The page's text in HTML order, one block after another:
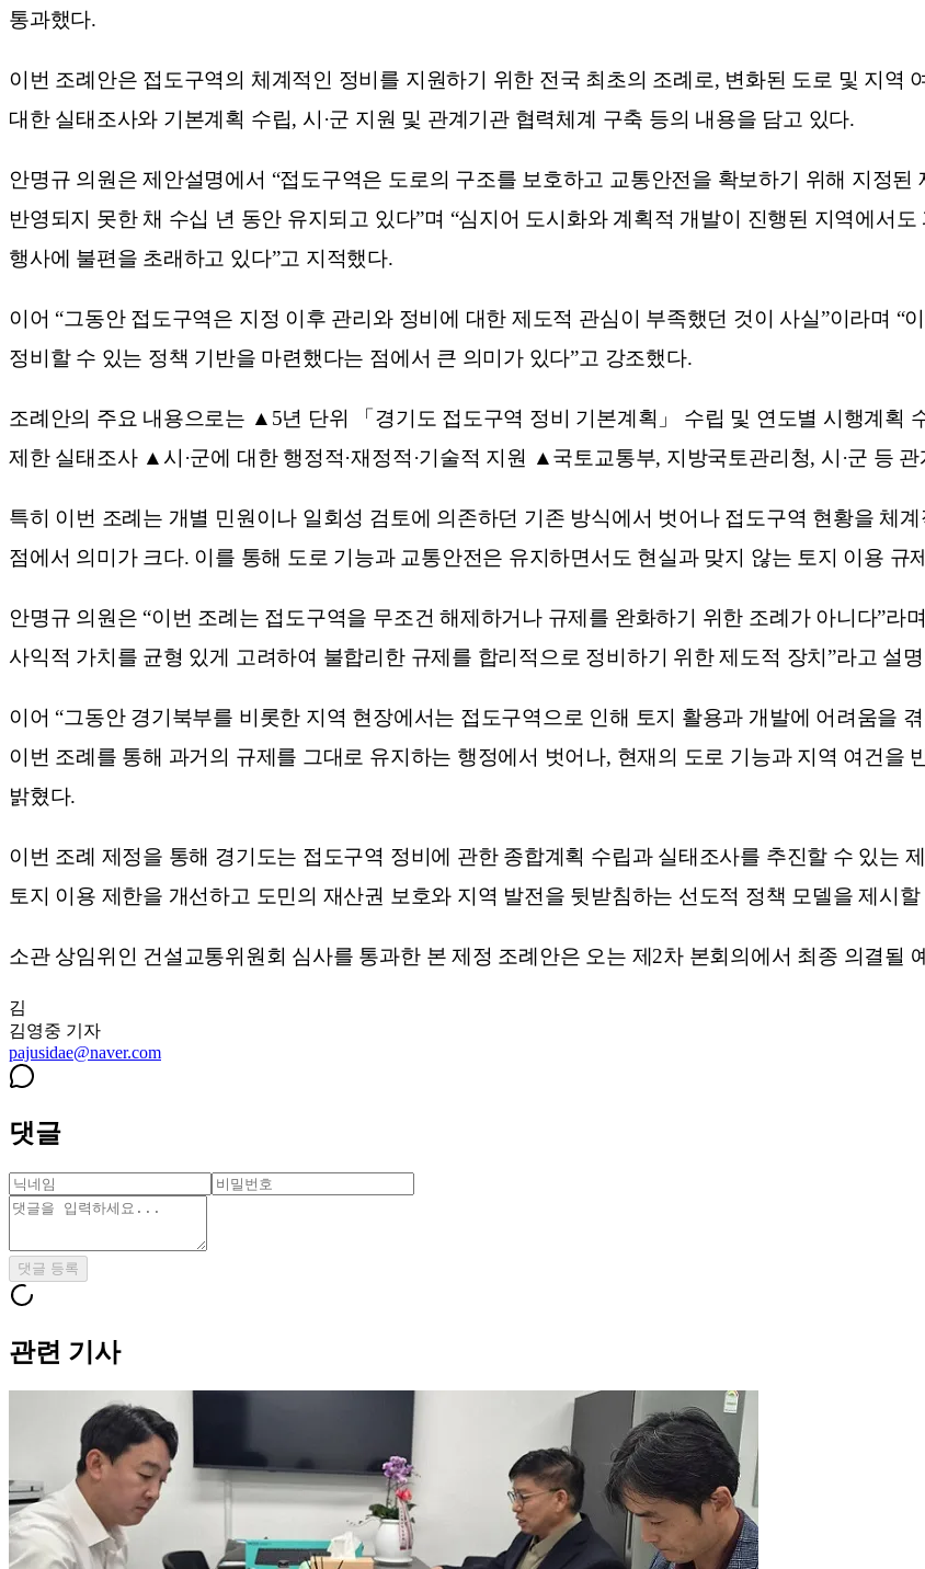
통과했다.
이번 조례안은 접도구역의 체계적인 정비를 지원하기 위한 전국 최초의 조례로, 변화된 도로 및 지역
대한 실태조사와 기본계획 수립, 시·군 지원 및 관계기관 협력체계 구축 등의 내용을 담고 있다.
안명규 의원은 제안설명에서 “접도구역은 도로의 구조를 보호하고 교통안전을 확보하기 위해 지정
반영되지 못한 채 수십 년 동안 유지되고 있다”며 “심지어 도시화와 계획적 개발이 진행된 지역에서
행사에 불편을 초래하고 있다”고 지적했다.
이어 “그동안 접도구역은 지정 이후 관리와 정비에 대한 제도적 관심이 부족했던 것이 사실”이라며 “
정비할 수 있는 정책 기반을 마련했다는 점에서 큰 의미가 있다”고 강조했다.
조례안의 주요 내용으로는 ▲5년 단위 「경기도 접도구역 정비 기본계획」 수립 및 연도별 시행계획
제한 실태조사 ▲시·군에 대한 행정적·재정적·기술적 지원 ▲국토교통부, 지방국토관리청, 시·군 등
특히 이번 조례는 개별 민원이나 일회성 검토에 의존하던 기존 방식에서 벗어나 접도구역 현황을 체
점에서 의미가 크다. 이를 통해 도로 기능과 교통안전은 유지하면서도 현실과 맞지 않는 토지 이용
안명규 의원은 “이번 조례는 접도구역을 무조건 해제하거나 규제를 완화하기 위한 조례가 아니다”라
사익적 가치를 균형 있게 고려하여 불합리한 규제를 합리적으로 정비하기 위한 제도적 장치”라고 설
이어 “그동안 경기북부를 비롯한 지역 현장에서는 접도구역으로 인해 토지 활용과 개발에 어려움을
이번 조례를 통해 과거의 규제를 그대로 유지하는 행정에서 벗어나, 현재의 도로 기능과 지역 여건을
밝혔다.
이번 조례 제정을 통해 경기도는 접도구역 정비에 관한 종합계획 수립과 실태조사를 추진할 수 있는
토지 이용 제한을 개선하고 도민의 재산권 보호와 지역 발전을 뒷받침하는 선도적 정책 모델을 제시
소관 상임위인 건설교통위원회 심사를 통과한 본 제정 조례안은 오는 제2차 본회의에서 최종 의결될
김
김영중 기자
pajusidae@naver.com
댓글
댓글 등록
관련 기사